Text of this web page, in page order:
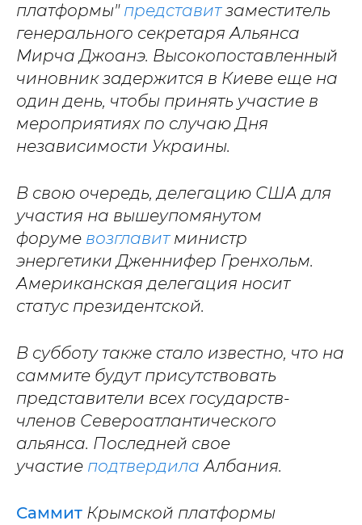
платформы" представитзаместитель
генерального секретаря Альянса
Мирча Джоанэ. Высокопоставленный
чиновник задержится в Киеве еще на
один день, чтобы принять участие в
мероприятиях по случаю Дня
независимости Украины.
В свою очередь, делегацию США для
участия на вышеупомянутом
форуме возглавитминистр
энергетики Дженнифер Гренхольм.
Американская делегация носит
статус президентской.
В субботу также стало известно, что на
саммите будут присутствовать
представители всех государств-
членов Североатлантического
альянса. Последней свое
участие подтвердила Албания.
Саммит Крымской платформы